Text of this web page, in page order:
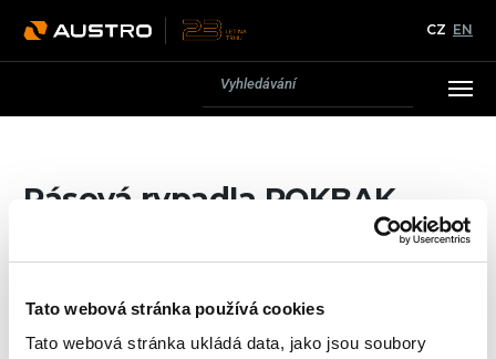
Tato webová stránka používá cookies
Tato webová stránka ukládá data, jako jsou soubory
CZ EN
Pásová rypadla ROKBAK
Ke všem u nás pořízeným stavební strojů poskytujeme
Více se dozvíte v sekci Servis.